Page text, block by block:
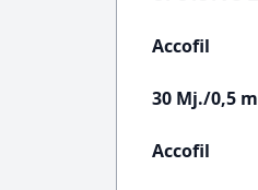
Accofil
30 Mj./0,5
Accofil